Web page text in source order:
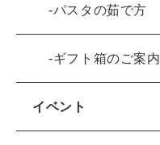
パスタの茹で方
ギフト箱のご案内
イベント